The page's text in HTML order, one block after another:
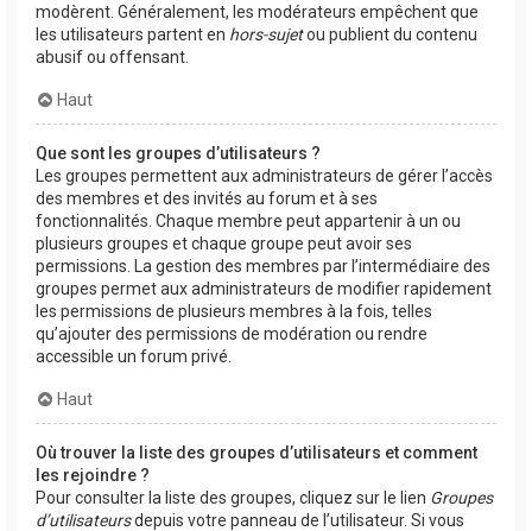
modèrent. Généralement, les modérateurs empêchent que
les utilisateurs partent en hors-sujetou publient du contenu
abusif ou offensant.
Haut
Que sont les groupes d’utilisateurs ?
Les groupes permettent aux administrateurs de gérer l’accès
des membres et des invités au forum et à ses
fonctionnalités. Chaque membre peut appartenir à un ou
plusieurs groupes et chaque groupe peut avoir ses
permissions. La gestion des membres par l’intermédiaire des
groupes permet aux administrateurs de modifier rapidement
les permissions de plusieurs membres à la fois, telles
qu’ajouter des permissions de modération ou rendre
accessible un forum privé.
Haut
Où trouver la liste des groupes d’utilisateurs et comment
les rejoindre ?
Pour consulter la liste des groupes, cliquez sur le lien Groupes
d’utilisateursdepuis votre panneau de l’utilisateur. Si vous